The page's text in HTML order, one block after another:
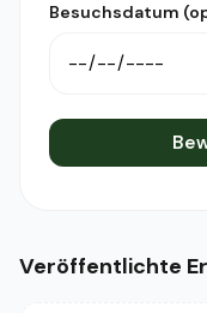
Besuchsdatum
Veröffentlichte